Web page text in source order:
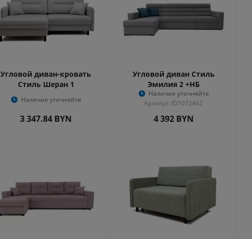
Угловой диван-кровать
Стиль Шеран 1
Наличие уточняйте
3 347.84 BYN
Угловой диван Стиль
Эмилия 2 +НБ
Наличие уточняйте
Артикул: ID1072462
4 392BYN